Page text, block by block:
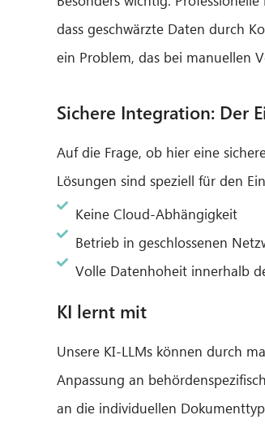
dass geschwärzte Daten durch
ein Problem, das bei manuellen
Sichere Integration: Der
Auf die Frage, ob hier eine
Lösungen sind speziell für den
Keine Cloud-Abhängigkeit
Betrieb in geschlossenen
Volle Datenhoheit innerhalb
KI lernt mit
Unsere KI-LLMs können durch
Anpassung an
an die individuellen